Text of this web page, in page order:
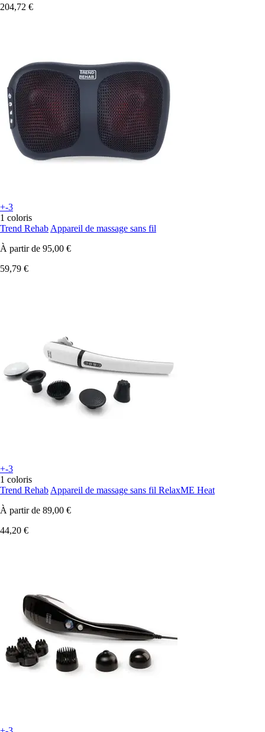
204,72 €
+-3
1 coloris
Trend Rehab Appareil de massage sans fil
À partir de 95,00 €
59,79 €
+-3
1 coloris
Trend Rehab Appareil de massage sans fil RelaxME Heat
À partir de 89,00 €
44,20 €